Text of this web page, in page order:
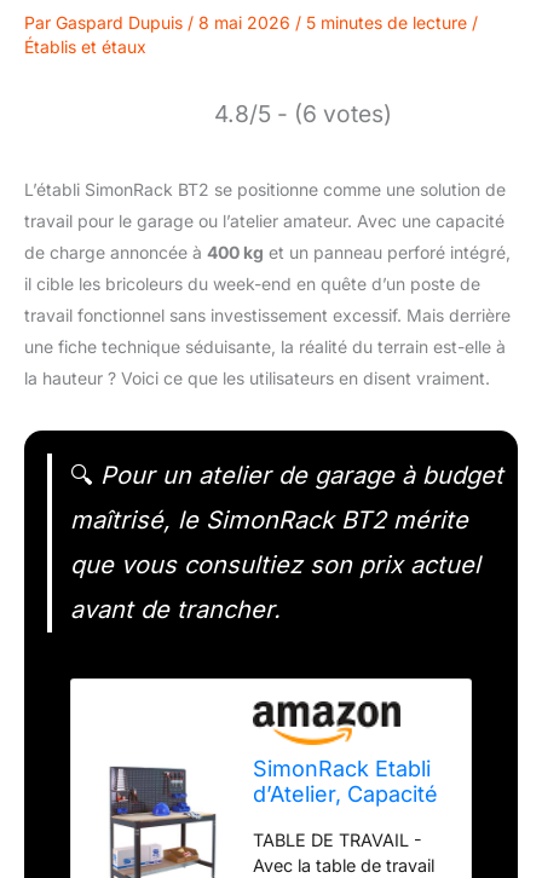
Par Gaspard Dupuis / 8 mai 2026 / 5 minutes de lecture /
Établis et étaux
4.8/5 - (6 votes)
L’établi SimonRack BT2 se positionne comme une solution de
travail pour le garage ou l’atelier amateur. Avec une capacité
de charge annoncée à 400 kg et un panneau perforé intégré,
il cible les bricoleurs du week-end en quête d’un poste de
travail fonctionnel sans investissement excessif. Mais derrière
une fiche technique séduisante, la réalité du terrain est-elle à
la hauteur ? Voici ce que les utilisateurs en disent vraiment.
🔍 Pour un atelier de garage à budget
maîtrisé, le SimonRack BT2 mérite
que vous consultiez son prix actuel
avant de trancher.
SimonRack Etabli
d’Atelier, Capacité
1445x910x610
mm, Panneau
TABLE DE TRAVAIL -
Avec la table de travail